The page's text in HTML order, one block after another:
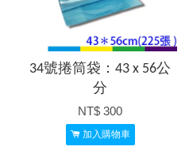
34號捲筒袋：43 x 56公
分
NT$ 300
加入購物車